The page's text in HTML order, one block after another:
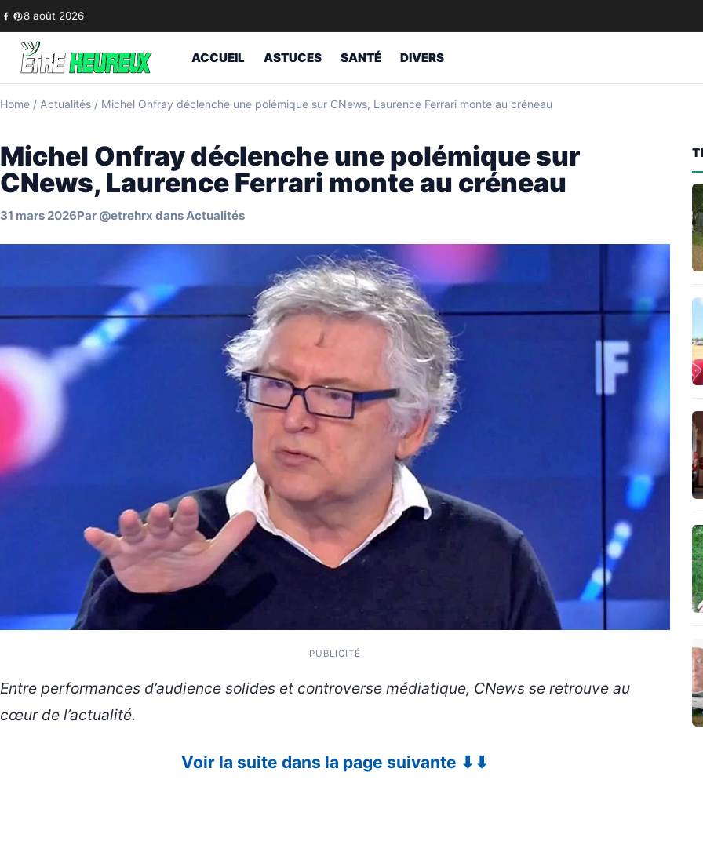
Skip to content
8 août 2026
ACCUEIL ASTUCES SANTÉ DIVERS
Home / Actualités / Michel Onfray déclenche une polémique sur CNews, Laurence Ferrari monte au créneau
Michel Onfray déclenche une polémique sur
CNews, Laurence Ferrari monte au créneau
31 mars 2026Par @etrehrx dansActualités
PUBLICITÉ
Entre performances d’audience solides et controverse médiatique, CNews se retrouve au
cœur de l’actualité.
Voir la suite dans la page suivante ⬇⬇